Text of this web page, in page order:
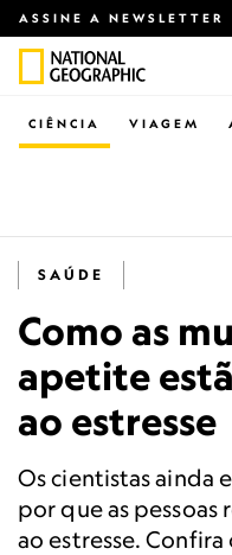
ASSINE A NEWSLETTER
CIÊNCIA VIAGEM
SAÚDE
Como as
apetite
ao estresse
Os cientistas ainda
por que as
ao estresse.